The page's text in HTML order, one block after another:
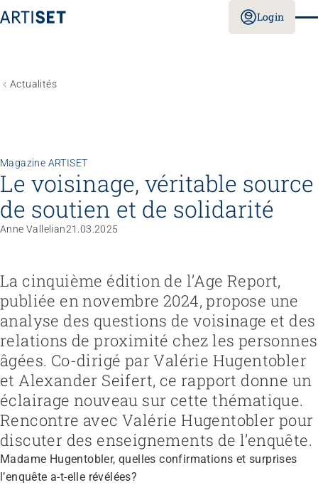
Login
Recruter et diriger du personnel
Organiser le travail et construire la culture d’entreprise
Gérer l'entreprise et appliquer la loi
Garantir la sécurité
Régler le financement
Promouvoir des offres
Promouvoir la durabilité
Favoriser l'intégration professionnelle
Travailler avec les proches
Accompagner la fin de vie
Organiser les transitions
Renforcer l’autodétermination
Aborder les questions de santé
Protéger l'intégrité
Fédération
Travailler chez ARTISET
Affiliation
Vision, mission, valeurs
Politiques publiques & Prises de position
Travail en réseaux
Projets
Actualités
Magazine ARTISET
Le voisinage, véritable source
de soutien et de solidarité
Anne Vallelian21.03.2025
La cinquième édition de l’Age Report,
publiée en novembre 2024, propose une
analyse des questions de voisinage et des
relations de proximité chez les personnes
âgées. Co-dirigé par Valérie Hugentobler
et Alexander Seifert, ce rapport donne un
éclairage nouveau sur cette thématique.
Rencontre avec Valérie Hugentobler pour
discuter des enseignements de l’enquête.
Madame Hugentobler, quelles confirmations et surprises
l’enquête a-t-elle révélées?